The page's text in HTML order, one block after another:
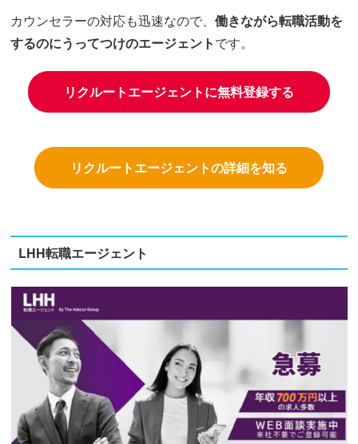
カウンセラーの対応も迅速なので、働きながら転職活動を
するのにうってつけのエージェントです。
リクルートエージェントに無料登録する
リクルートエージェントの詳細を知る
LHH転職エージェント